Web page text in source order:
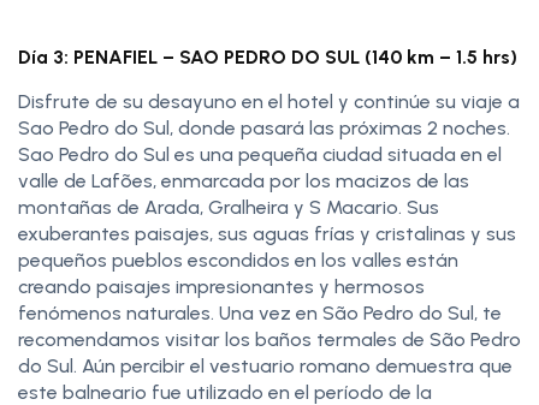
Día 3: PENAFIEL – SAO PEDRO DO SUL (140 km – 1.5 hrs)
Disfrute de su desayuno en el hotel y continúe su viaje a
Sao Pedro do Sul, donde pasará las próximas 2 noches.
Sao Pedro do Sul es una pequeña ciudad situada en el
valle de Lafões, enmarcada por los macizos de las
montañas de Arada, Gralheira y S Macario. Sus
exuberantes paisajes, sus aguas frías y cristalinas y sus
pequeños pueblos escondidos en los valles están
creando paisajes impresionantes y hermosos
fenómenos naturales. Una vez en São Pedro do Sul, te
recomendamos visitar los baños termales de São Pedro
do Sul. Aún percibir el vestuario romano demuestra que
este balneario fue utilizado en el período de la